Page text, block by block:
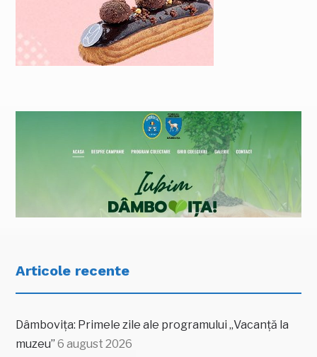
Articole recente
Dâmbovița: Primele zile ale programului „Vacanță la
muzeu” 6 august 2026